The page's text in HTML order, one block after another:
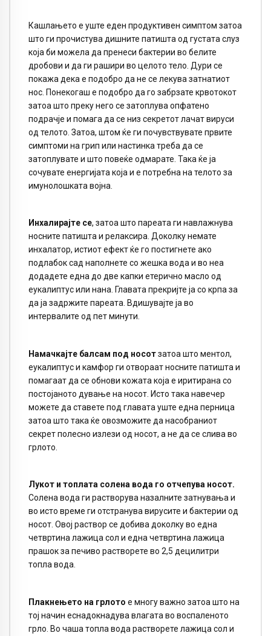
Кашлањето е уште еден продуктивен симптом затоа
што ги прочистува дишните патишта од густата слуз
која би можела да пренеси бактерии во белите
дробови и да ги рашири во целото тело. Дури се
покажа дека е подобро да не се лекува затнатиот
нос. Понекогаш е подобро да го забрзате крвотокот
затоа што преку него се затоплува опфатено
подрачје и помага да се низ секретот лачат вируси
од телото. Затоа, штом ќе ги почувствувате првите
симптоми на грип или настинка треба да се
затоплувате и што повеќе одмарате. Така ќе ја
сочувате енергијата која и е потребна на телото за
имунолошката војна.
Инхалирајте се, затоа што пареата ги навлажнува
носните патишта и релаксира. Доколку немате
инхалатор, истиот ефект ќе го постигнете ако
подлабок сад наполнете со жешка вода и во неа
додадете една до две капки етерично масло од
еукалиптус или нана. Главата прекријте ја со крпа за
да ја задржите пареата. Вдишувајте ја во
интервалите од пет минути.
Намачкајте балсам под носотзатоа што ментол,
еукалиптус и камфор ги отвораат носните патишта и
помагаат да се обнови кожата која е иритирана со
постојаното дување на носот. Исто така навечер
можете да ставете под главата уште една перница
затоа што така ќе овозможите да насобраниот
секрет полесно излези од носот, а не да се слива во
грлото.
Лукот и топлата солена вода го отчепува носот.
Солена вода ги растворува назалните затнувања и
во исто време ги отстранува вирусите и бактерии од
носот. Овој раствор се добива доколку во една
четвртина лажица сол и една четвртина лажица
прашок за печиво растворете во 2,5 децилитри
топла вода.
Плакнењето на грлото е многу важно затоа што на
тој начин еснадокнадува влагата во воспаленото
грло. Во чаша топла вода растворете лажица сол и